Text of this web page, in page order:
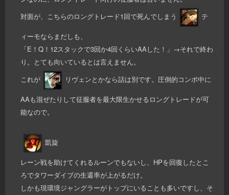
対面が、こちらのロングトレード1回で死んでしまう
テ
ィーモならまだしも、
「E！Q！12スタックで3回か4回くらいAAした！」→それで終わ
り。とても向いているとは言えません。
これが
リヴェンとかなら話は別です。圧倒的コンボ中に
AAも混ぜたりして征服者を最大限生かせるロングトレードが可
能なので。
凱旋
レーン戦を助けてくれるルーンでもないし、HPを回復したとこ
ろでタワーダイブの生還率が上がるだけ。
しかも現環境ジャングラーがトップにいることも多いですし、そ